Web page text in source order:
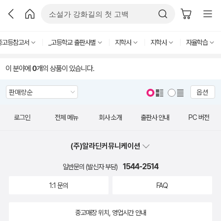
고등참고서 _고등학교 출판사별 지학사 지학사 자율학습
이 분야에 0개의 상품이 있습니다.
옵션
로그인 전체 메뉴 회사 소개 출판사 안내 PC 버전
(주)알라딘커뮤니케이션
일반문의 (발신자 부담) 1544-2514
1:1 문의 FAQ
중고매장 위치, 영업시간 안내